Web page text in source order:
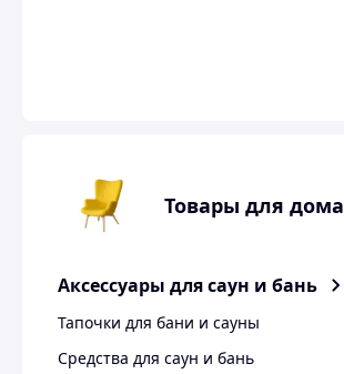
Товары для дома
Аксессуары для саун и бань
Тапочки для бани и сауны
Средства для саун и бань